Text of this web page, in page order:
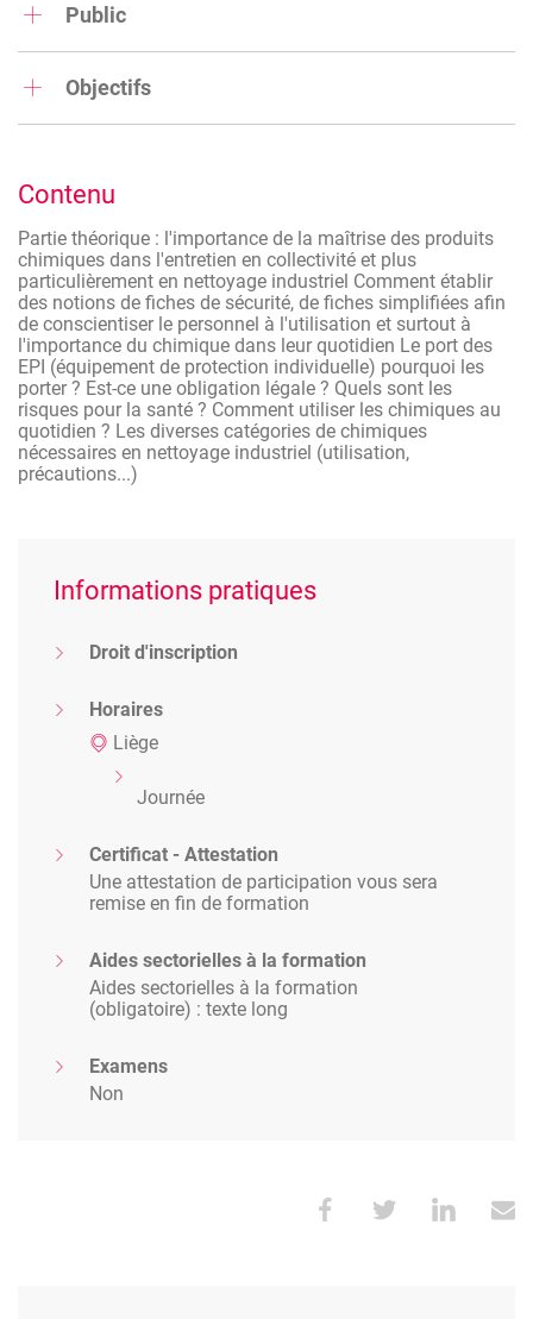
Public
industrielObjectifs
Contenu
Partie théorique : l'importance de la maîtrise des produits
chimiques dans l'entretien en collectivité et plus
particulièrement en nettoyage industriel Comment établir
des notions de fiches de sécurité, de fiches simplifiées afin
de conscientiser le personnel à l'utilisation et surtout à
l'importance du chimique dans leur quotidien Le port des
EPI (équipement de protection individuelle) pourquoi les
porter ? Est-ce une obligation légale ? Quels sont les
risques pour la santé ? Comment utiliser les chimiques au
quotidien ? Les diverses catégories de chimiques
nécessaires en nettoyage industriel (utilisation,
précautions...)
Informations pratiques
Droit d'inscription
Horaires
Liège
Journée
Certificat - Attestation
Une attestation de participation vous sera
remise en fin de formation
Aides sectorielles à la formation
Aides sectorielles à la formation
(obligatoire) : texte long
Examens
Non